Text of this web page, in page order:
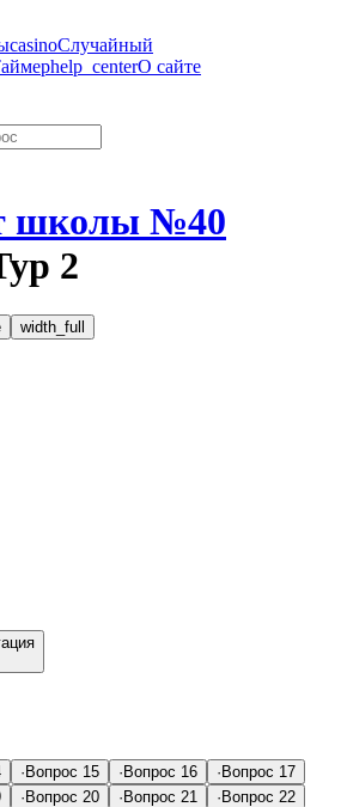
casinoСлучайный
help_centerО сайте
школы №40
2
width_full
· Вопрос 15 · Вопрос 16 · Вопрос 17
· Вопрос 20 · Вопрос 21 · Вопрос 22